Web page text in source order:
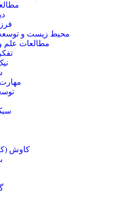
محیط زیست و
مطالعات علم
کاوش